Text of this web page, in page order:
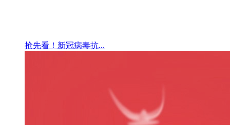
抢先看！新冠病毒抗...